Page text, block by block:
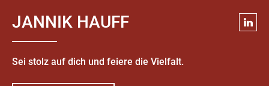
JANNIK HAUFF
Sei stolz auf dich und feiere die Vielfalt.